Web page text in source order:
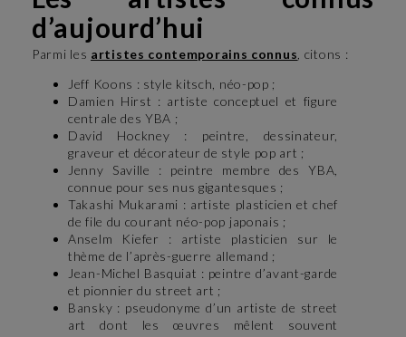
d’aujourd’hui
Parmi les artistes contemporains connus , citons :
Jeff Koons : style kitsch, néo-pop ;
Damien Hirst : artiste conceptuel et figure
centrale des YBA ;
David Hockney : peintre, dessinateur,
graveur et décorateur de style pop art ;
Jenny Saville : peintre membre des YBA,
connue pour ses nus gigantesques ;
Takashi Mukarami : artiste plasticien et chef
de file du courant néo-pop japonais ;
Anselm Kiefer : artiste plasticien sur le
thème de l’après-guerre allemand ;
Jean-Michel Basquiat : peintre d’avant-garde
et pionnier du street art ;
Bansky : pseudonyme d’un artiste de street
art dont les œuvres mêlent souvent